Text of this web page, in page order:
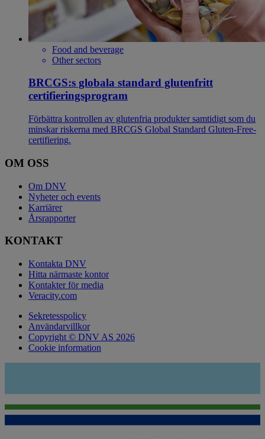
Food and beverage
Other sectors
BRCGS:s globala standard glutenfritt
certifieringsprogram
Förbättra kontrollen av glutenfria produkter samtidigt som du
minskar riskerna med BRCGS Global Standard Gluten-Free-
certifiering.
OM OSS
Om DNV
Nyheter och events
Karriärer
Årsrapporter
KONTAKT
Kontakta DNV
Hitta närmaste kontor
Kontakter för media
Veracity.com
Sekretesspolicy
Användarvillkor
Copyright © DNV AS 2026
Cookie information